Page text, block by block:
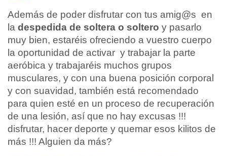
Además de poder disfrutar con tus amig@s en
la despedida de soltera o soltero y pasarlo
muy bien, estaréis ofreciendo a vuestro cuerpo
la oportunidad de activar y trabajar la parte
aeróbica y trabajaréis muchos grupos
musculares, y con una buena posición corporal
y con suavidad, también está recomendado
para quien esté en un proceso de recuperación
de una lesión, así que no hay excusas !!!
disfrutar, hacer deporte y quemar esos kilitos de
más !!! Alguien da más?